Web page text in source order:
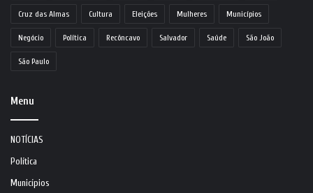
Cruz das Almas Cultura Eleições Mulheres Municípios
Negócio Política Recôncavo Salvador Saúde São João
São Paulo
Menu
NOTÍCIAS
Política
Municípios